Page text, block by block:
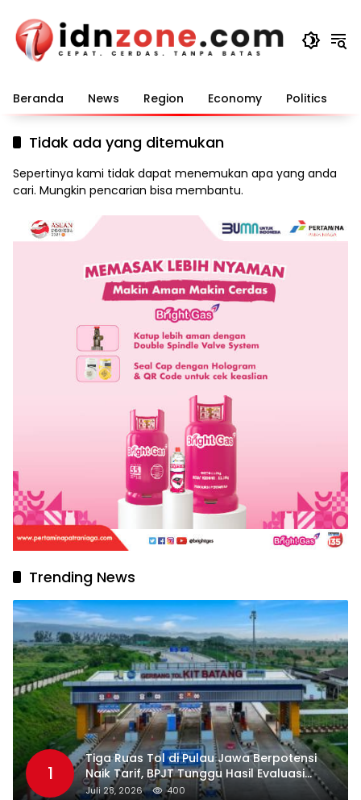
konten
Beranda News Region Economy Politics
Tidak ada yang ditemukan
Sepertinya kami tidak dapat menemukan apa yang anda
cari. Mungkin pencarian bisa membantu.
Trending News
1
Tiga Ruas Tol di Pulau Jawa Berpotensi
Naik Tarif, BPJT Tunggu Hasil Evaluasi
Standar Pelayanan
Juli 28, 2026 400